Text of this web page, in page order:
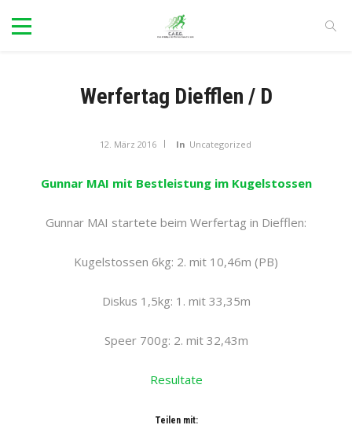
Werfertag Diefflen / D
12. März 2016 In Uncategorized
Gunnar MAI mit Bestleistung im Kugelstossen
Gunnar MAI startete beim Werfertag in Diefflen:
Kugelstossen 6kg: 2. mit 10,46m (PB)
Diskus 1,5kg: 1. mit 33,35m
Speer 700g: 2. mit 32,43m
Resultate
Teilen mit: